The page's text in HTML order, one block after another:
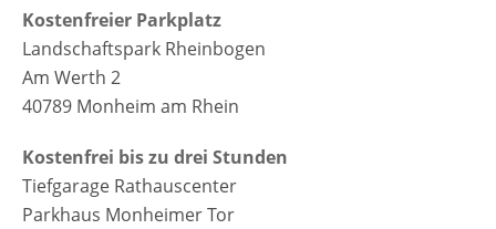
Kostenfreier Parkplatz
Landschaftspark Rheinbogen
Am Werth 2
40789 Monheim am Rhein
Kostenfrei bis zu drei Stunden
Tiefgarage Rathauscenter
Parkhaus Monheimer Tor